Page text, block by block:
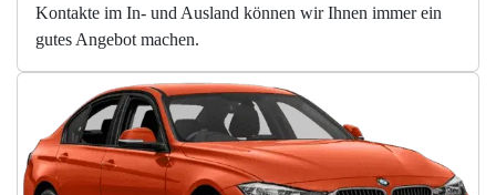
Kontakte im In- und Ausland können wir Ihnen immer ein
gutes Angebot machen.